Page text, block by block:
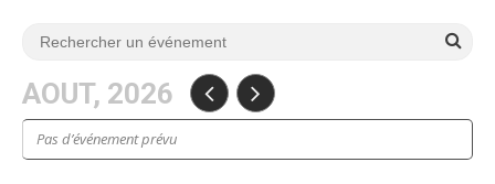
AOUT, 2026
Pas d’événement prévu